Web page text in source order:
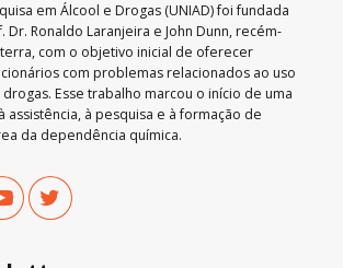
em Álcool e Drogas (UNIAD) foi fundada
Dr. Ronaldo Laranjeira e John Dunn, recém-
com o objetivo inicial de oferecer
com problemas relacionados ao uso
Esse trabalho marcou o início de uma
assistência, à pesquisa e à formação de
da dependência química.